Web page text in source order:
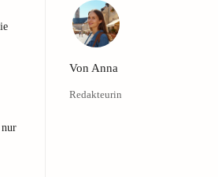
Von Anna
Redakteurin